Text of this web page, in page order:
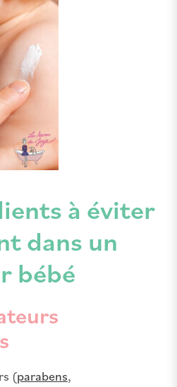
à éviter
dans un
bébé
(parabens,